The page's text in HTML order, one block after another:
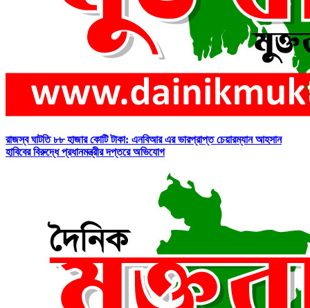
রাজস্ব ঘাটতি ৮৮ হাজার কোটি টাকা: এনবিআর এর ভারপ্রাপ্ত চেয়ারম্যান আহসান
হাবিবের বিরুদ্ধে প্রধানমন্ত্রীর দপ্তরে অভিযোগ